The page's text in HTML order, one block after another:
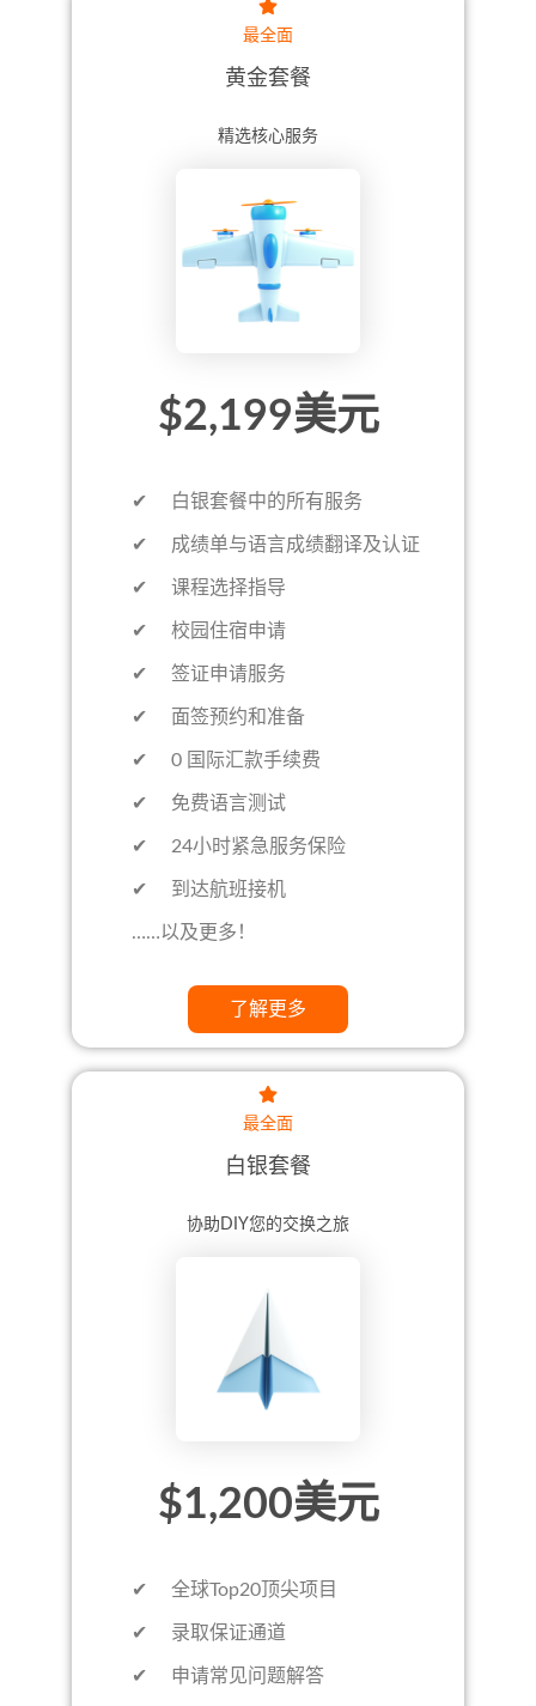
最全面
黄金套餐
精选核心服务
$2,199美元
✔ 白银套餐中的所有服务
✔ 成绩单与语言成绩翻译及认证
✔ 课程选择指导
✔ 校园住宿申请
✔ 签证申请服务
✔ 面签预约和准备
✔ 0 国际汇款手续费
✔ 免费语言测试
✔ 24小时紧急服务保险
✔ 到达航班接机
……以及更多！
了解更多
最全面
白银套餐
协助DIY您的交换之旅
$1,200美元
✔ 全球Top20顶尖项目
✔ 录取保证通道
✔ 申请常见问题解答